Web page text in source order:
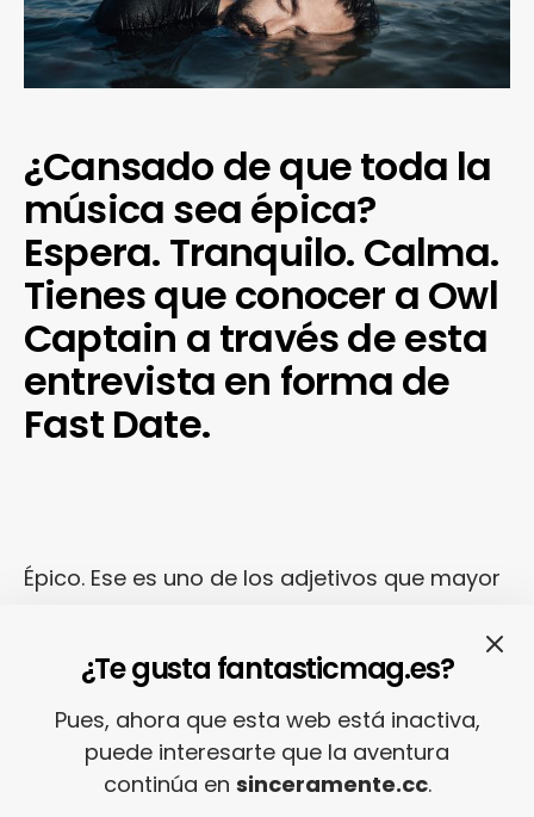
¿Cansado de que toda la
música sea épica?
Espera. Tranquilo. Calma.
Tienes que conocer a Owl
Captain a través de esta
entrevista en forma de
Fast Date.
Épico. Ese es uno de los adjetivos que mayor
década del siglo 21 por mucho que,
curiosamente, suela recurrirse a él desde los
géneros más diversos. De repente, ya no sólo
son épicos los géneros de guitarrasbigger
life, sino que ahora incluso el pop puede
¿Te gusta fantasticmag.es?
Pues, ahora que esta web está inactiva,
puede interesarte que la aventura
continúa en sinceramente.cc.